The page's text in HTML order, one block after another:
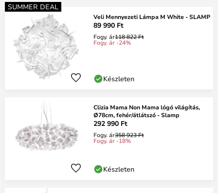
SUMMER DEAL
Veli Mennyezeti Lámpa M White - SLAMP
89 990 Ft
Fogy. ár118 822 Ft
Fogy. ár -24%
Készleten
Clizia Mama Non Mama lógó világítás,
Ø78cm, fehér/átlátszó - Slamp
292 990 Ft
Fogy. ár358 923 Ft
Fogy. ár -18%
Készleten